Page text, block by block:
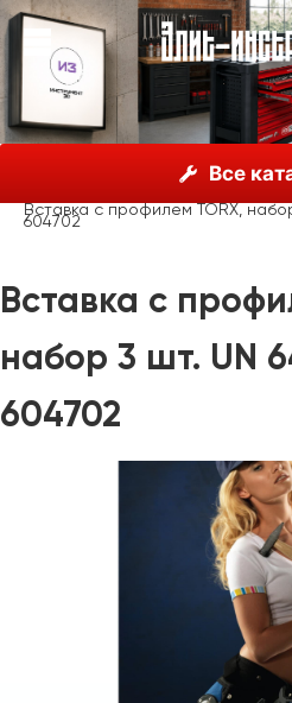
Все
Unior,
Вставки и аксессуары
Вставка с профилем TORX,
604702
Вставка с
набор 3 шт. UN
604702